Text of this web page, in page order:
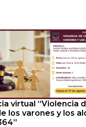
virtual “Violencia
los varones y los